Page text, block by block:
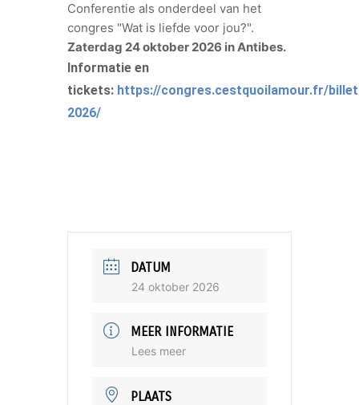
Conferentie als onderdeel van het
congres "Wat is liefde voor jou?".
Zaterdag 24 oktober 2026 in Antibes.
Informatie en
tickets: https://congres.cestquoilamour.fr/
2026/
DATUM
24 oktober 2026
MEER INFORMATIE
Lees meer
PLAATS